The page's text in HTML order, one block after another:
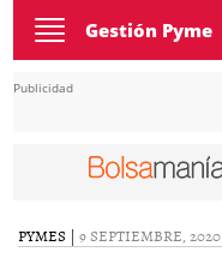
Toggle
navigation
Gestión Pyme
Publicidad
PYMES | 9 SEPTIEMBRE, 2020